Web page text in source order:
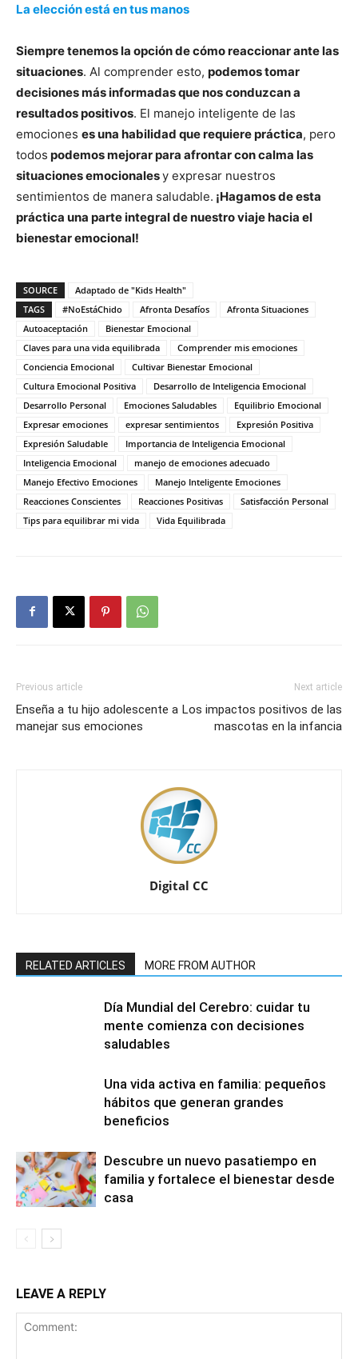
La elección está en tus manos
Siempre tenemos la opción de cómo reaccionar ante las
situaciones. Al comprender esto, podemos tomar
decisiones más informadas que nos conduzcan a
resultados positivos. El manejo inteligente de las
emociones es una habilidad que requiere práctica, pero
todos podemos mejorar para afrontar con calma las
situaciones emocionalesy expresar nuestros
sentimientos de manera saludable. ¡Hagamos de esta
práctica una parte integral de nuestro viaje hacia el
bienestar emocional!
SOURCE
Adaptado de "Kids Health"
TAGS
#NoEstáChido Afronta Desafíos
Afronta Situaciones
Autoaceptación
Bienestar Emocional
Claves para una vida equilibrada
Comprender mis emociones
Conciencia Emocional
Cultivar Bienestar Emocional
Cultura Emocional Positiva
Desarrollo de Inteligencia Emocional
Desarrollo Personal
Emociones Saludables
Equilibrio Emocional
Expresar emociones
expresar sentimientos
Expresión Positiva
Expresión Saludable
Importancia de Inteligencia Emocional
Inteligencia Emocional
manejo de emociones adecuado
Manejo Efectivo Emociones
Manejo Inteligente Emociones
Reacciones Conscientes
Reacciones Positivas
Satisfacción Personal
Tips para equilibrar mi vida
Vida Equilibrada
Previous article
Enseña a tu hijo adolescente a
manejar sus emociones
Next article
Los impactos positivos de las
mascotas en la infancia
Digital CC
RELATED ARTICLES MORE FROM AUTHOR
Día Mundial del Cerebro: cuidar tu
mente comienza con decisiones
saludables
Una vida activa en familia: pequeños
hábitos que generan grandes
beneficios
Descubre un nuevo pasatiempo en
familia y fortalece el bienestar desde
casa
LEAVE A REPLY